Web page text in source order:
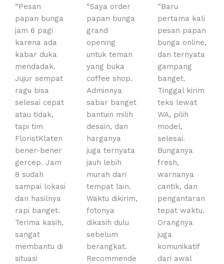
a
t
e
d
5
o
u
t
o
f
5
“Pesan
papan bunga
jam 6 pagi
karena ada
kabar duka
mendadak.
Jujur sempat
ragu bisa
selesai cepat
atau tidak,
tapi tim
FloristKlaten
bener-bener
gercep. Jam
8 sudah
sampai lokasi
dan hasilnya
rapi banget.
Terima kasih,
sangat
membantu di
situasi
a
t
d
5
o
u
t
o
f
5
“Saya order
papan bunga
grand
opening
untuk teman
yang buka
coffee shop.
Adminnya
sabar banget
bantuin milih
desain, dan
harganya
juga ternyata
jauh lebih
murah dari
tempat lain.
Waktu dikirim,
fotonya
dikasih dulu
sebelum
berangkat.
Recommende
t
e
d
5
o
u
t
o
f
“Baru
pertama kali
pesan papan
bunga online,
dan ternyata
gampang
banget.
Tinggal kirim
teks lewat
WA, pilih
model,
selesai.
Bunganya
fresh,
warnanya
cantik, dan
pengantaran
tepat waktu.
Orangnya
juga
komunikatif
dari awal